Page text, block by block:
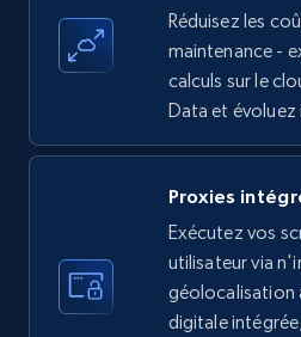
Title, Seller name, Brand,
price, Currency, Availability,
more.
LinkedIn company
ID, Name, Country code,
Employees in linkedin, About,
Réduisez les
maintenance -
calculs sur le
Data et
Proxies
Exécutez vos
utilisateur via
géolocalisation
digitale